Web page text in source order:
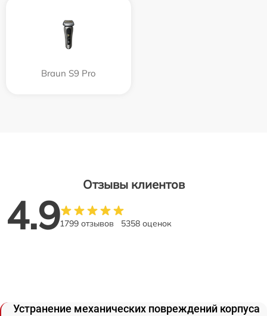
Braun S9 Pro
Отзывы клиентов
4.91799 отзывов 5358 оценок
Устранение механических повреждений корпуса